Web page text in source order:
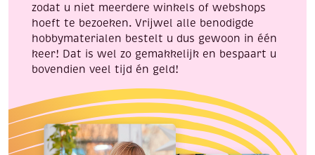
zodat u niet meerdere winkels of webshops
hoeft te bezoeken. Vrijwel alle benodigde
hobbymaterialen bestelt u dus gewoon in één
keer! Dat is wel zo gemakkelijk en bespaart u
bovendien veel tijd én geld!